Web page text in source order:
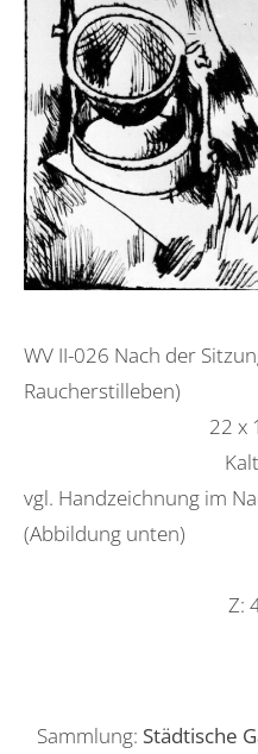
WV II-026 Nach der
Raucherstilleben)
22 x
vgl. Handzeichnung im
(Abbildung unten)
Z:
Sammlung: Städtische